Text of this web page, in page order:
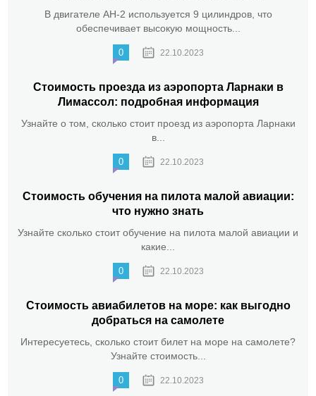
В двигателе АН-2 используется 9 цилиндров, что
обеспечивает высокую мощность...
0 22.10.2023
Стоимость проезда из аэропорта Ларнаки в
Лимассол: подробная информация
Узнайте о том, сколько стоит проезд из аэропорта Ларнаки
в...
0 22.10.2023
Стоимость обучения на пилота малой авиации:
что нужно знать
Узнайте сколько стоит обучение на пилота малой авиации и
какие...
0 22.10.2023
Стоимость авиабилетов на море: как выгодно
добраться на самолете
Интересуетесь, сколько стоит билет на море на самолете?
Узнайте стоимость...
0 22.10.2023